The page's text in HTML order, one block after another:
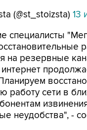
(@st_stoizsta) 13
специалисты
на резервные
работу сети в
неудобства", -